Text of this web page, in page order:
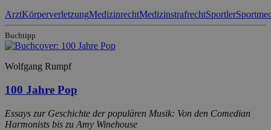
ArztKörperverletzungMedizinrechtMedizinstrafrechtSportler
Buchtipp
Wolfgang Rumpf
100 Jahre Pop
Essays zur Geschichte der populären Musik: Von den Comedian
Harmonists bis zu Amy Winehouse